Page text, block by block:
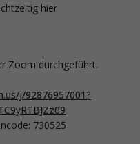
hier
Zoom durchgeführt.
j/92876957001?
730525